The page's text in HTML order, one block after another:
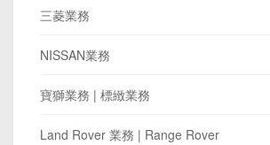
三菱業務
NISSAN業務
寶獅業務 | 標緻業務
Land Rover 業務 | Range Rover